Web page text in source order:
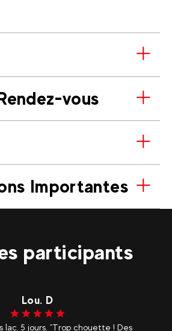
vous
Importantes
participants
Lou. D
lac, 5 jours. "Trop chouette ! Des